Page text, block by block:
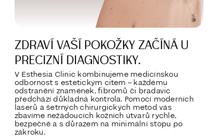
ZDRAVÍ VAŠÍ POKOŽKY ZAČÍNÁ U
PRECIZNÍ DIAGNOSTIKY.
V Esthesia Clinic kombinujeme medicínskou
odbornost s estetickým citem – každému
odstranění znamének, fibromů či bradavic
předchází důkladná kontrola. Pomocí moderních
laserů a šetrných chirurgických metod vás
zbavíme nežádoucích kožních útvarů rychle,
bezpečně a s důrazem na minimální stopu po
zákroku.